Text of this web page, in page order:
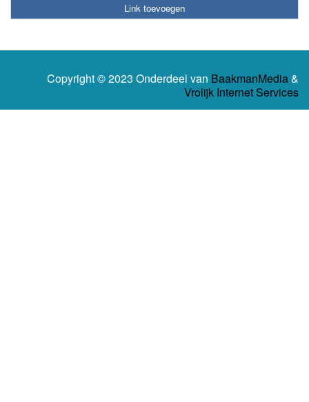
Link toevoegen
Copyright © 2023 Onderdeel van BaakmanMedia&
Vrolijk Internet Services